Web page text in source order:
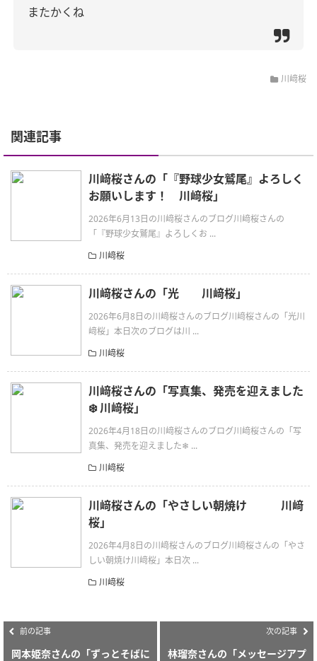
またかくね
川﨑桜
関連記事
川﨑桜さんの「『野球少女鷲尾』よろしく
お願いします！ 川﨑桜」
2026年6月13日の川﨑桜さんのブログ川﨑桜さんの
「『野球少女鷲尾』よろしくお ...
川﨑桜
川﨑桜さんの「光 川﨑桜」
2026年6月8日の川﨑桜さんのブログ川﨑桜さんの「光川
﨑桜」本日次のブログは川 ...
川﨑桜
川﨑桜さんの「写真集、発売を迎えました
❄️ 川﨑桜」
2026年4月18日の川﨑桜さんのブログ川﨑桜さんの「写
真集、発売を迎えました❄ ...
川﨑桜
川﨑桜さんの「やさしい朝焼け 川﨑
桜」
2026年4月8日の川﨑桜さんのブログ川﨑桜さんの「やさ
しい朝焼け川﨑桜」本日次 ...
川﨑桜
前の記事
岡本姫奈さんの「ずっとそばに
次の記事
林瑠奈さんの「メッセージアプ